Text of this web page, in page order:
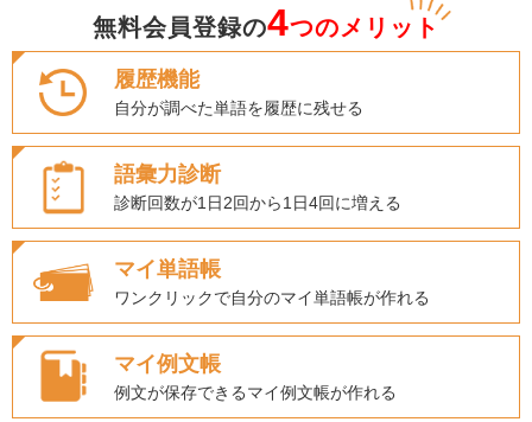
無料会員登録の4つのメリット
履歴機能
自分が調べた単語を履歴に残せる
語彙力診断
診断回数が1日2回から1日4回に増える
マイ単語帳
ワンクリックで自分のマイ単語帳が作れる
マイ例文帳
例文が保存できるマイ例文帳が作れる